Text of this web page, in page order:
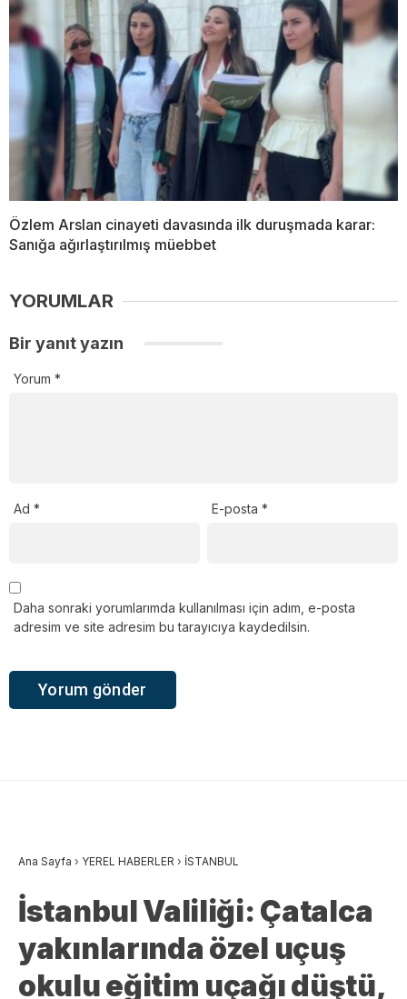
Özlem Arslan cinayeti davasında ilk duruşmada karar:
Sanığa ağırlaştırılmış müebbet
YORUMLAR
Bir yanıt yazın
Yorum *
Ad * E-posta*
Daha sonraki yorumlarımda kullanılması için adım, e-posta
adresim ve site adresim bu tarayıcıya kaydedilsin.
Ana Sayfa › YEREL HABERLER › İSTANBUL
İstanbul Valiliği: Çatalca
yakınlarında özel uçuş
okulu eğitim uçağı düştü,